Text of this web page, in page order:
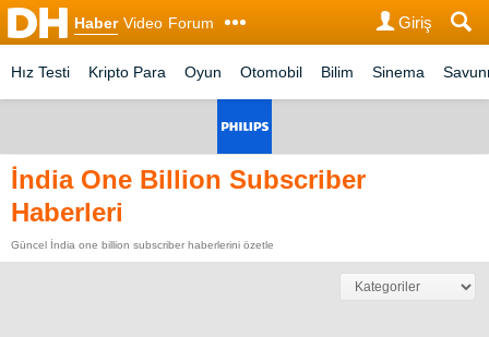
Haber Video Forum Giriş
Hız Testi Kripto Para Oyun Otomobil Bilim Sinema
İndia One Billion Subscriber
Haberleri
Güncel İndia one billion subscriber haberlerini özetle